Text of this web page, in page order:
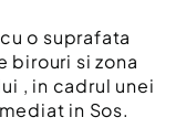
o suprafata
birouri si zona
, in cadrul unei
in Sos.